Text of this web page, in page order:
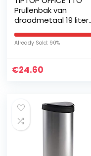
Prullenbak van
draadmetaal 19 liter,
Large
Already Sold: 90%
€24.60